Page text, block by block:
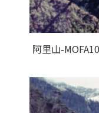
阿里山-